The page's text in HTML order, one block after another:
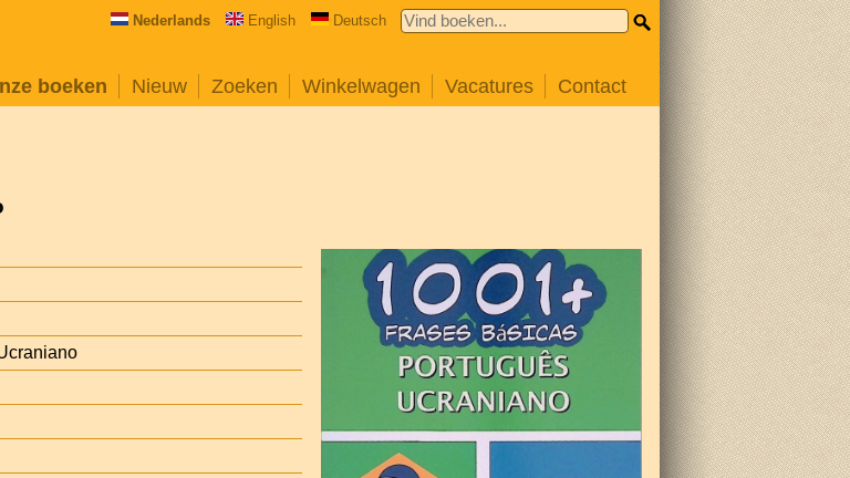
Nederlands English Deutsch
boeken Nieuw Zoeken Winkelwagen Vacatures Contact